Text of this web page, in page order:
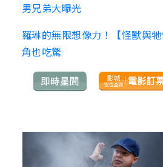
男兄弟大曝光
羅琳的無限想像力！【怪獸與
角也吃驚